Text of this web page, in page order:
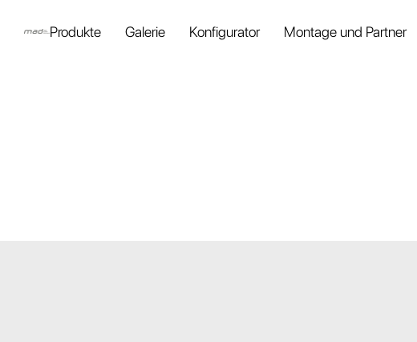
Produkte Galerie Konfigurator Montage und Partner